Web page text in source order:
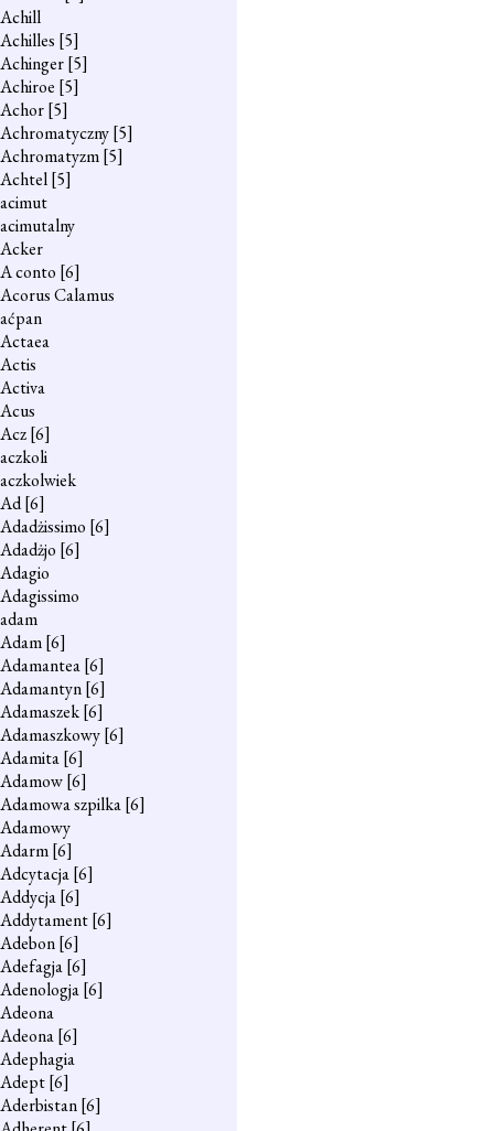
Achill
Achilles [5]
Achinger[5]
Achiroe [5]
Achor[5]
Achromatyczny[5]
Achromatyzm[5]
Achtel[5]
acimut
acimutalny
Acker
A conto [6]
Acorus Calamus
aćpan
Actaea
Actis
Activa
Acus
Acz[6]
aczkoli
aczkolwiek
Ad[6]
Adadżissimo [6]
Adadżjo [6]
Adagio
Adagissimo
adam
Adam[6]
Adamantea[6]
Adamantyn[6]
Adamaszek[6]
Adamaszkowy[6]
Adamita[6]
Adamow[6]
Adamowa szpilka[6]
Adamowy
Adarm[6]
Adcytacja[6]
Addycja[6]
Addytament[6]
Adebon[6]
Adefagja[6]
Adenologja[6]
Adeona
Adeona[6]
Adephagia
Adept[6]
Aderbistan[6]